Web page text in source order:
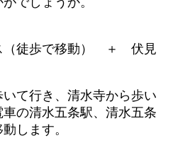
（徒歩で移動） ＋ 伏見
て行き、清水寺から歩い
の清水五条駅、清水五条
します。